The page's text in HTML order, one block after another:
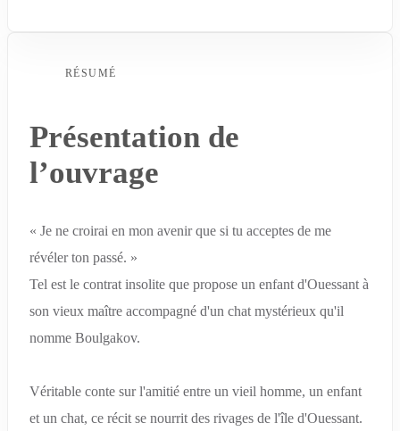
RÉSUMÉ
Présentation de
l’ouvrage
« Je ne croirai en mon avenir que si tu acceptes de me
révéler ton passé. »
Tel est le contrat insolite que propose un enfant d'Ouessant à
son vieux maître accompagné d'un chat mystérieux qu'il
nomme Boulgakov.
Véritable conte sur l'amitié entre un vieil homme, un enfant
et un chat, ce récit se nourrit des rivages de l'île d'Ouessant.